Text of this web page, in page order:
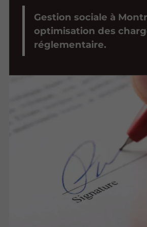
Gestion sociale à
optimisation des
réglementaire.